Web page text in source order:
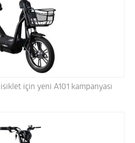
için yeni A101 kampanyası